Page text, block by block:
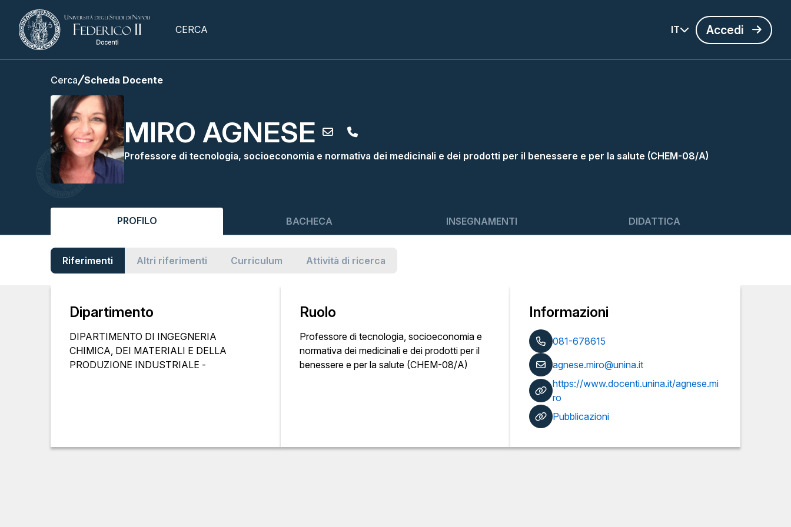
CERCA IT Accedi
Cerca Scheda Docente
MIRO AGNESE
Professore di tecnologia, socioeconomia e normativa dei medicinali e dei prodotti per il benessere e per la salute (CHEM-08/A)
PROFILO BACHECA INSEGNAMENTI DIDATTICA
Riferimenti Altri riferimenti Curriculum Attività di ricerca
Dipartimento
DIPARTIMENTO DI INGEGNERIA
CHIMICA, DEI MATERIALI E DELLA
PRODUZIONE INDUSTRIALE -
Ruolo
Professore di tecnologia, socioeconomia e
normativa dei medicinali e dei prodotti per il
benessere e per la salute (CHEM-08/A)
Informazioni
081-678615
agnese.miro@unina.it
https://www.docenti.unina.it/agnese.mi
ro
Pubblicazioni